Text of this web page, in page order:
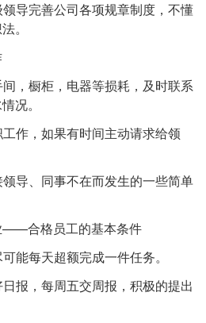
导完善公司各项规章制度，不懂
。
，橱柜，电器等损耗，及时联系
况。
作，如果有时间主动请求给领
导、同事不在而发生的一些简单
合格员工的基本条件
每天超额完成一件任务。
，每周五交周报，积极的提出